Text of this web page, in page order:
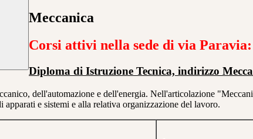
Meccanica
Corsi attivi nella sede di via Paravia:
Diploma di Istruzione Tecnica, indirizzo
dell'auto­mazione e dell'e­nergia. Nell'artico­lazione
e siste­mi e alla relati­va organiz­zazione del la­voro.